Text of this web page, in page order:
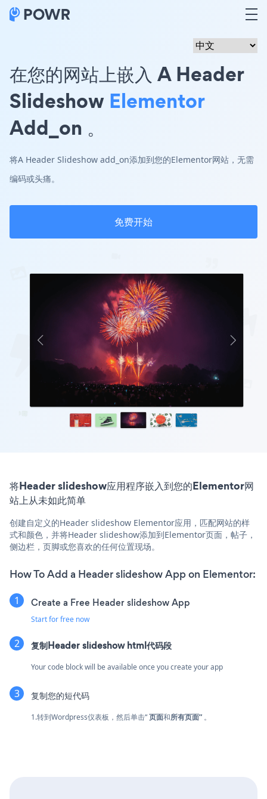
在您的网站上嵌入 A Header
Slideshow Elementor
Add_on 。
将A Header Slideshow add_on添加到您的Elementor网站，无需
编码或头痛。
免费开始
将Header slideshow应用程序嵌入到您的Elementor网
站上从未如此简单
创建自定义的Header slideshow Elementor应用，匹配网站的样
式和颜色，并将Header slideshow添加到Elementor页面，帖子，
侧边栏，页脚或您喜欢的任何位置现场。
How To Add a Header slideshow App on Elementor:
Create a Free Header slideshow App
Start for free now
复制Header slideshow html代码段
Your code block will be available once you create your app
复制您的短代码
1.转到Wordpress仪表板，然后单击“页面和所有页面” 。